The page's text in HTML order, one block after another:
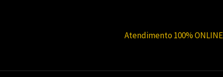
Atendimento 100%